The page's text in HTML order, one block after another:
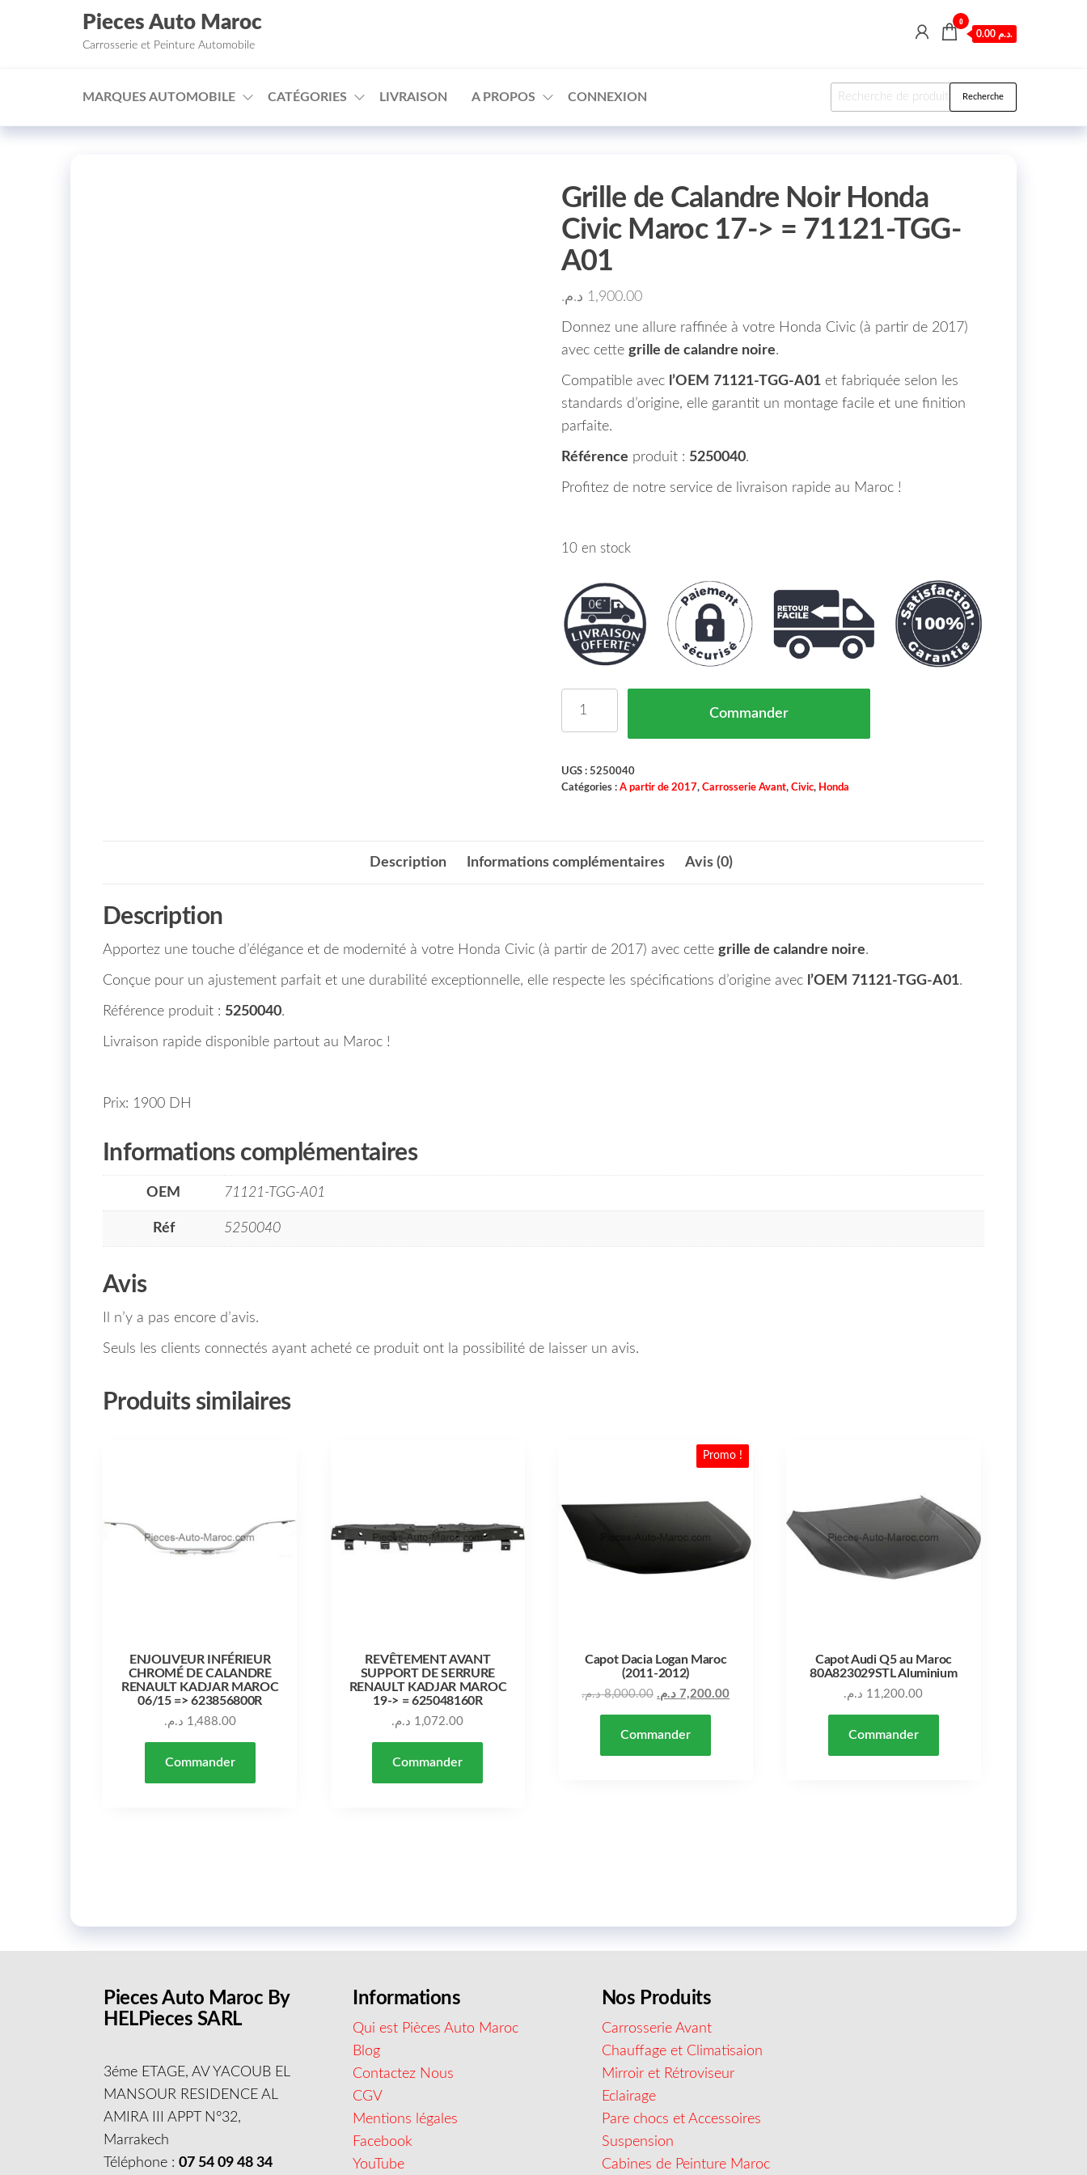
□
Aller au contenu
Pieces Auto Maroc
Carrosserie et Peinture Automobile
0
0.00 د.م.
MARQUES AUTOMOBILE CATÉGORIES LIVRAISON A PROPOS CONNEXION Recherche pour : Recherche
Grille de Calandre Noir Honda
Civic Maroc 17-> = 71121-TGG-
A01
1,900.00 د.م.
Donnez une allure raffinée à votre Honda Civic (à partir de 2017)
avec cette grille de calandre noire.
Compatible avec l’OEM 71121-TGG-A01et fabriquée selon les
standards d’origine, elle garantit un montage facile et une finition
parfaite.
Référence produit : 5250040.
Profitez de notre service de livraison rapide au Maroc !
10 en stock
Commander
UGS : 5250040
Catégories : A partir de 2017, Carrosserie Avant, Civic, Honda
Description Informations complémentaires Avis (0)
Description
Apportez une touche d’élégance et de modernité à votre Honda Civic (à partir de 2017) avec cette grille de calandre noire.
Conçue pour un ajustement parfait et une durabilité exceptionnelle, elle respecte les spécifications d’origine avec l’OEM 71121-TGG-A01.
Référence produit : 5250040.
Livraison rapide disponible partout au Maroc !
Prix: 1900 DH
Informations complémentaires
OEM 71121-TGG-A01
Réf 5250040
Avis
Il n’y a pas encore d’avis.
Seuls les clients connectés ayant acheté ce produit ont la possibilité de laisser un avis.
Produits similaires
ENJOLIVEUR INFÉRIEUR
CHROMÉ DE CALANDRE
RENAULT KADJAR MAROC
06/15 => 623856800R
1,488.00 د.م.
Commander
REVÊTEMENT AVANT
SUPPORT DE SERRURE
RENAULT KADJAR MAROC
19-> = 625048160R
1,072.00 د.م.
Commander
Promo !
Capot Dacia Logan Maroc
(2011-2012)
8,000.00 د.م. 7,200.00 د.م. Le prix actuel est : 7,200.00 د.م..
Commander
Capot Audi Q5 au Maroc
80A823029STL Aluminium
11,200.00 د.م.
Commander
Pieces Auto Maroc By
HELPieces SARL
3éme ETAGE, AV YACOUB EL
MANSOUR RESIDENCE AL
AMIRA III APPT N°32,
Marrakech
Téléphone :07 54 09 48 34
Informations
Qui est Pièces Auto Maroc
Blog
Contactez Nous
CGV
Mentions légales
Facebook
YouTube
Nos Produits
Carrosserie Avant
Chauffage et Climatisaion
Mirroir et Rétroviseur
Eclairage
Pare chocs et Accessoires
Suspension
Cabines de Peinture Maroc